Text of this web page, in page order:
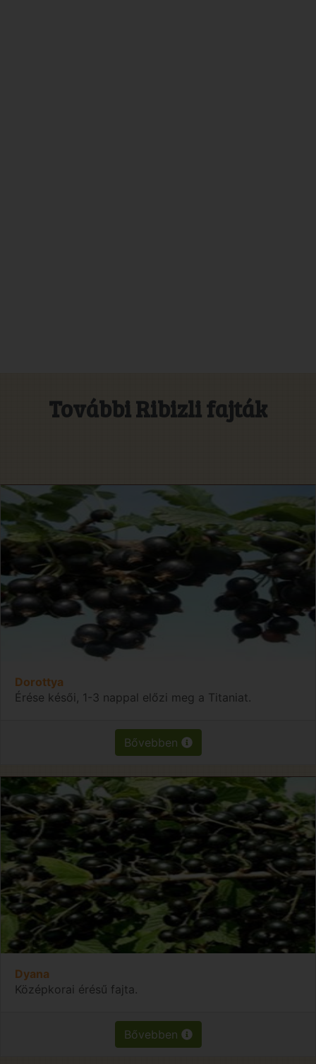
További Ribizli fajták
Dorottya
Érése késői, 1-3 nappal előzi meg a Titaniat.
Bővebben
Dyana
Középkorai érésű fajta.
Bővebben